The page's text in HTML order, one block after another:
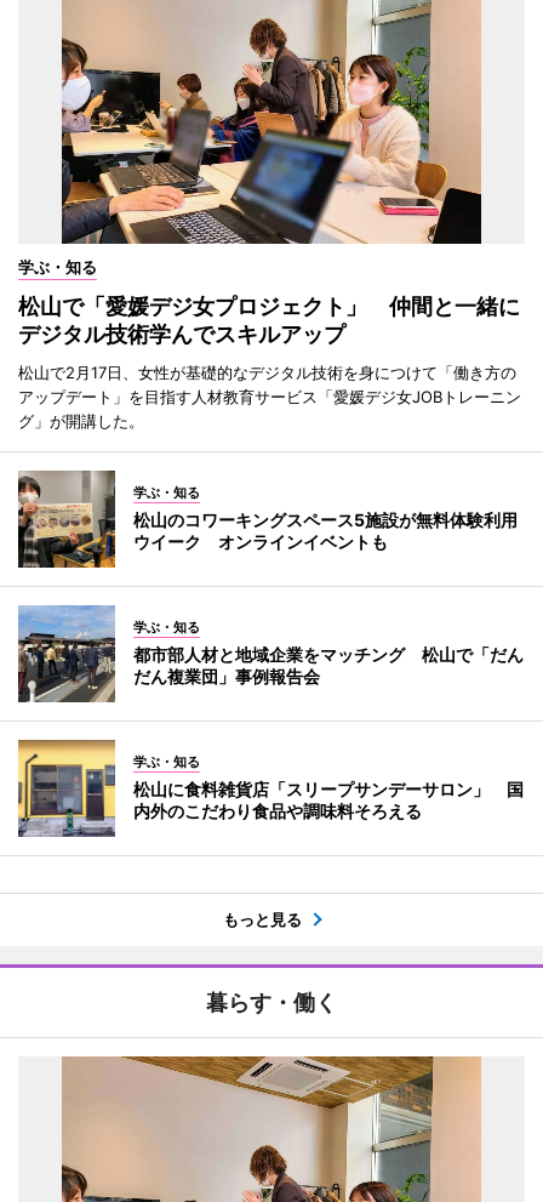
学ぶ・知る
松山で「愛媛デジ女プロジェクト」 仲間と一緒に
デジタル技術学んでスキルアップ
松山で2月17日、女性が基礎的なデジタル技術を身につけて「働き方の
アップデート」を目指す人材教育サービス「愛媛デジ女JOBトレーニン
グ」が開講した。
学ぶ・知る
松山のコワーキングスペース5施設が無料体験利用
ウイーク オンラインイベントも
学ぶ・知る
都市部人材と地域企業をマッチング 松山で「だん
だん複業団」事例報告会
学ぶ・知る
松山に食料雑貨店「スリープサンデーサロン」 国
内外のこだわり食品や調味料そろえる
もっと見る
暮らす・働く